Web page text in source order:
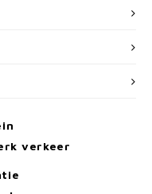
verkeer